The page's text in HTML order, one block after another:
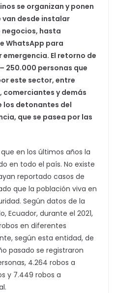
se organizan y ponen
van desde instalar
negocios, hasta
WhatsApp para
El retorno de
250.000 personas que
este sector, entre
y demás
los detonantes del
que se pasea por las
en los últimos años la
en todo el país. No existe
reportado casos de
que la población viva en
Según datos de la
Ecuador, durante el 2021,
en diferentes
según esta entidad, de
pasado se registraron
4.264 robos a
y 7.449 robos a